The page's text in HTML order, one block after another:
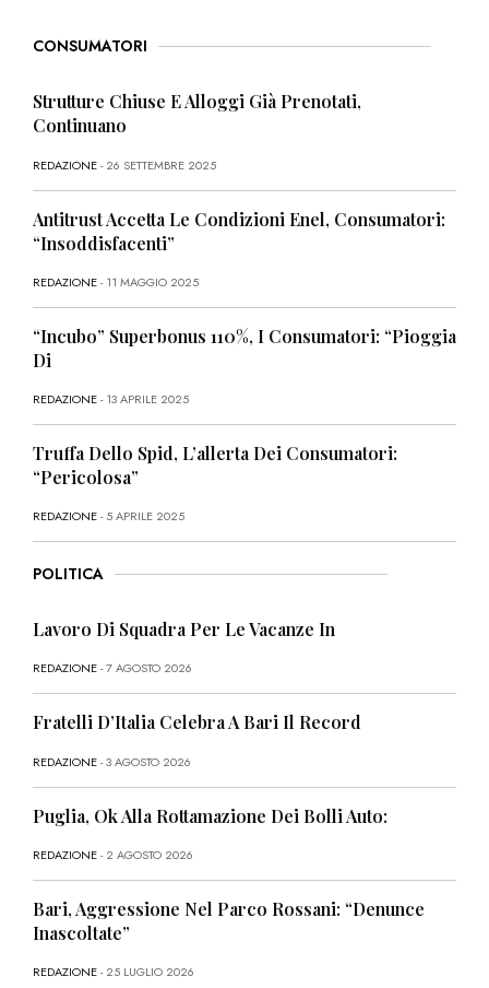
CONSUMATORI
Strutture Chiuse E Alloggi Già Prenotati,
Continuano
REDAZIONE- 26 SETTEMBRE 2025
Antitrust Accetta Le Condizioni Enel, Consumatori:
“Insoddisfacenti”
REDAZIONE- 11 MAGGIO 2025
“Incubo” Superbonus 110%, I Consumatori: “Pioggia
Di
REDAZIONE- 13 APRILE 2025
Truffa Dello Spid, L’allerta Dei Consumatori:
“Pericolosa”
REDAZIONE- 5 APRILE 2025
POLITICA
Lavoro Di Squadra Per Le Vacanze In
REDAZIONE- 7 AGOSTO 2026
Fratelli D’Italia Celebra A Bari Il Record
REDAZIONE- 3 AGOSTO 2026
Puglia, Ok Alla Rottamazione Dei Bolli Auto:
REDAZIONE- 2 AGOSTO 2026
Bari, Aggressione Nel Parco Rossani: “Denunce
Inascoltate”
REDAZIONE- 25 LUGLIO 2026